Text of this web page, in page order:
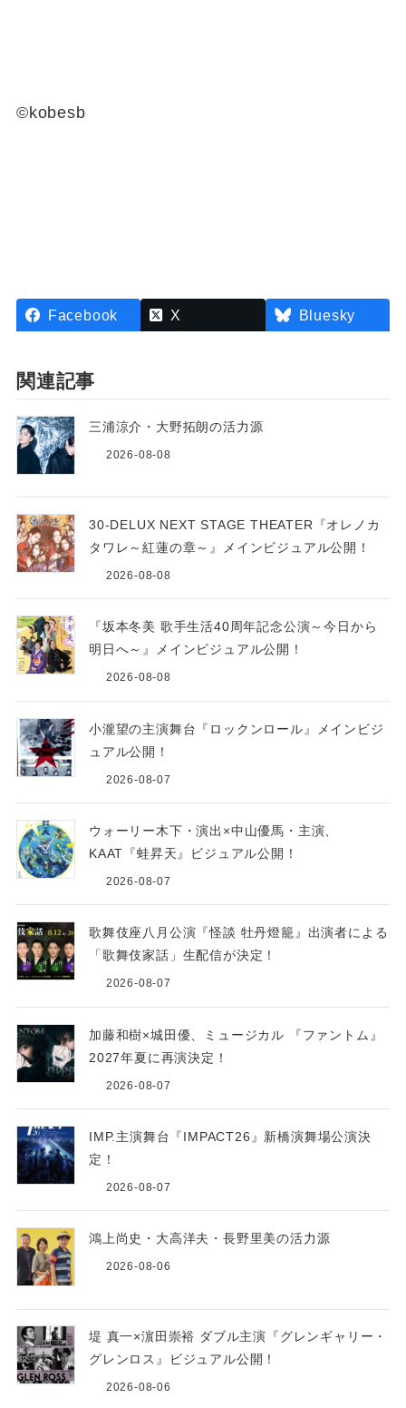
©kobesb
Facebook X Bluesky
関連記事
三浦涼介・大野拓朗の活力源
2026-08-08
30-DELUX NEXT STAGE THEATER『オレノカ
タワレ～紅蓮の章～』メインビジュアル公開！
2026-08-08
『坂本冬美 歌手生活40周年記念公演～今日から
明日へ～』メインビジュアル公開！
2026-08-08
小瀧望の主演舞台『ロックンロール』メインビジ
ュアル公開！
2026-08-07
ウォーリー木下・演出×中山優馬・主演、
KAAT『蛙昇天』ビジュアル公開！
2026-08-07
歌舞伎座八月公演『怪談 牡丹燈籠』出演者による
「歌舞伎家話」生配信が決定！
2026-08-07
加藤和樹×城田優、ミュージカル 『ファントム』
2027年夏に再演決定！
2026-08-07
IMP.主演舞台『IMPACT26』新橋演舞場公演決
定！
2026-08-07
鴻上尚史・大高洋夫・長野里美の活力源
2026-08-06
堤 真一×濵田崇裕 ダブル主演『グレンギャリー・
グレンロス』ビジュアル公開！
2026-08-06